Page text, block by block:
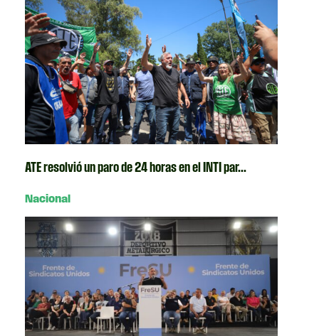
ATE resolvió un paro de 24 horas en el INTI par...
Nacional